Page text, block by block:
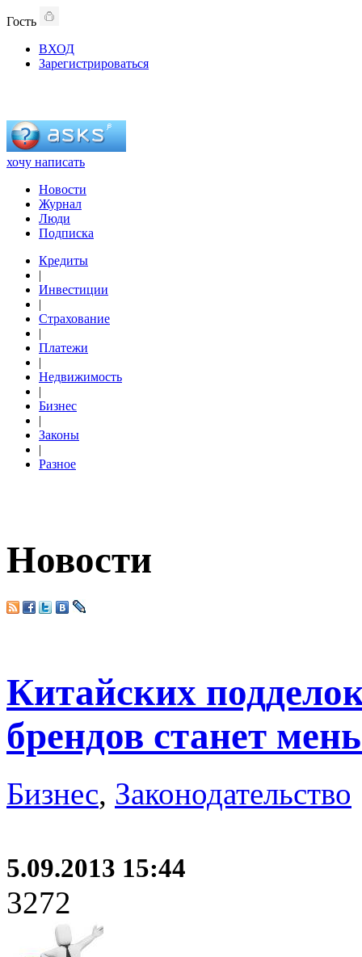
Гость
ВХОД
Зарегистрироваться
хочу написать
Новости
Журнал
Люди
Подписка
Кредиты
|
Инвестиции
|
Страхование
|
Платежи
|
Недвижимость
|
Бизнес
|
Законы
|
Разное
Новости
Китайских
брендов станет
Бизнес, Законодательство
5.09.2013 15:44
3272